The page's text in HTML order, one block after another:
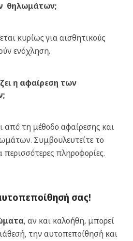
θηλωμάτων;
κυρίως για αισθητικούς
ενόχληση.
η αφαίρεση των
από τη μέθοδο αφαίρεσης και
Συμβουλευτείτε το
περισσότερες πληροφορίες.
σας!
, αν και καλοήθη, μπορεί
την αυτοπεποίθησή και